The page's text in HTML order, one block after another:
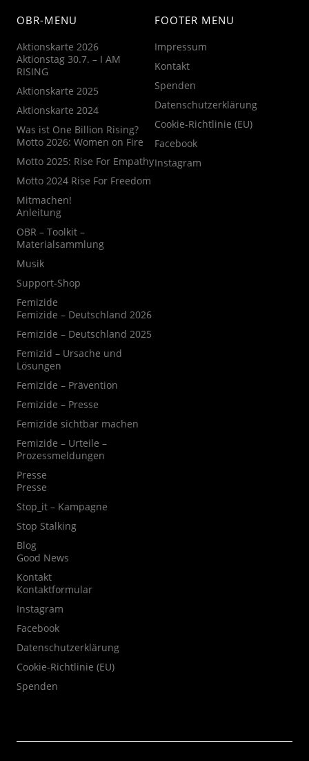
OBR-MENU
Aktionskarte 2026
Aktionstag 30.7. – I AM
RISING
Aktionskarte 2025
Aktionskarte 2024
Was ist One Billion Rising?
Motto 2026: Women on Fire
Motto 2025: Rise For Empathy
Motto 2024 Rise For Freedom
Mitmachen!
Anleitung
OBR – Toolkit –
Materialsammlung
Musik
Support-Shop
Femizide
Femizide – Deutschland 2026
Femizide – Deutschland 2025
Femizid – Ursache und
Lösungen
Femizide – Prävention
Femizide – Presse
Femizide sichtbar machen
Femizide – Urteile –
Prozessmeldungen
Presse
Presse
Stop_it – Kampagne
Stop Stalking
Blog
Good News
Kontakt
Kontaktformular
Instagram
Facebook
Datenschutzerklärung
Cookie-Richtlinie (EU)
Spenden
FOOTER MENU
Impressum
Kontakt
Spenden
Datenschutzerklärung
Cookie-Richtlinie (EU)
Facebook
Instagram